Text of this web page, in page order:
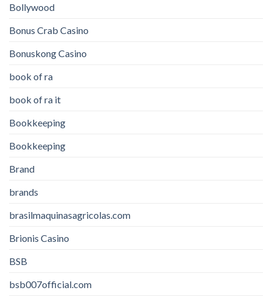
Bollywood
Bonus Crab Casino
Bonuskong Casino
book of ra
book of ra it
Bookkeeping
Bookkeeping
Brand
brands
brasilmaquinasagricolas.com
Brionis Casino
BSB
bsb007official.com